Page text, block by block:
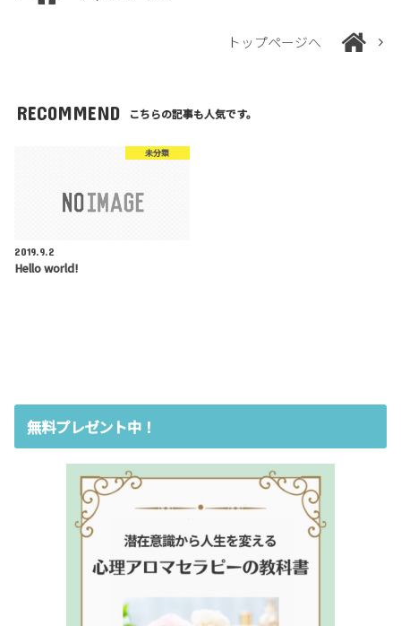
トップページへ
RECOMMEND こちらの記事も人気です。
未分類
2019.9.2
Hello world!
無料プレゼント中！